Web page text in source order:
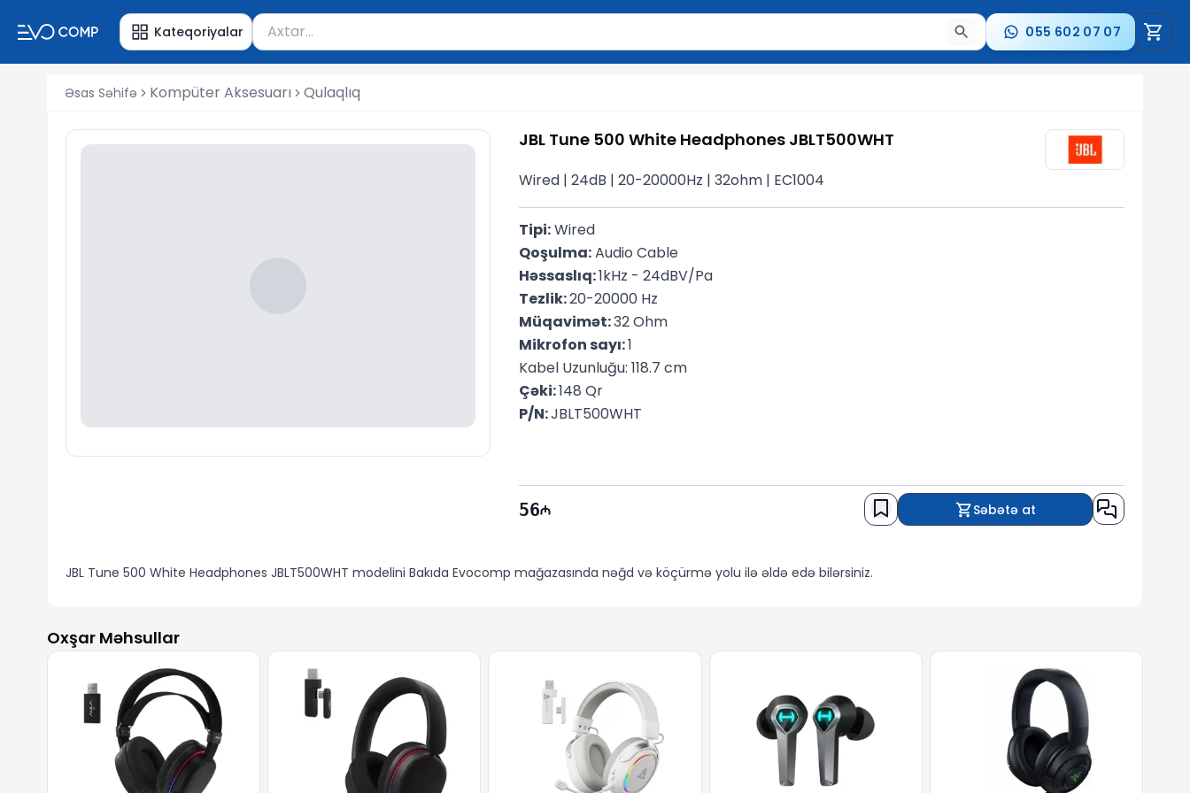
Kateqoriyalar Məhsul axtar
Axtarış üçün ən azı 2 simvol yazın. Göndərmək üçün Enter düyməsini basın və ya nəticələr arasında keçid etmək üçün ox
055 602 07 07
Əsas Səhifə Kompüter Aksesuarı Qulaqlıq
JBL Tune 500 White Headphones JBLT500WHT
Wired | 24dB | 20-20000Hz | 32ohm | EC1004
Tipi: Wired
Qoşulma: Audio Cable
Həssaslıq: 1kHz - 24dBV/Pa
Tezlik: 20-20000 Hz
Müqavimət: 32 Ohm
Mikrofon sayı: 1
Kabel Uzunluğu: 118.7 cm
Çəki: 148 Qr
P/N: JBLT500WHT
56 Səbətə at
JBL Tune 500 White Headphones JBLT500WHT modelini Bakıda Evocomp mağazasında nəğd və köçürmə yolu ilə əldə edə bilərsiniz.
Oxşar Məhsullar